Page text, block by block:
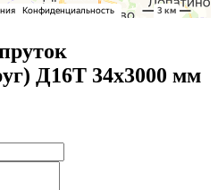
Д16Т 34х3000 мм